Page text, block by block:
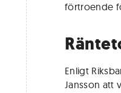
förtroende
Enligt
Jansson att